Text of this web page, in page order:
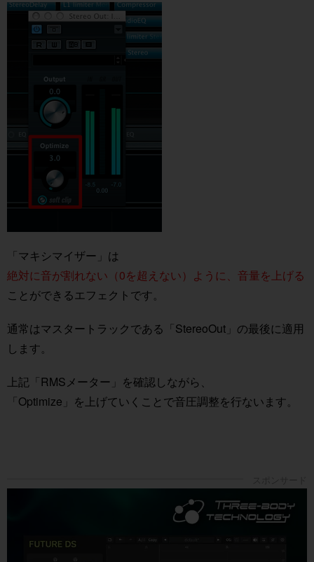
「マキシマイザー」は
絶対に音が割れない（0を超えない）ように、音量を上げる
ことができるエフェクトです。
通常はマスタートラックである「StereoOut」の最後に適用
します。
上記「RMSメーター」を確認しながら、
「Optimize」を上げていくことで音圧調整を行ないます。